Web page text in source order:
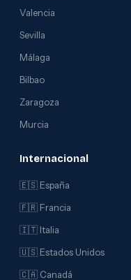
Valencia
Sevilla
Málaga
Bilbao
Zaragoza
Murcia
Internacional
🇪🇸 España
🇫🇷 Francia
🇮🇹 Italia
🇺🇸 Estados Unidos
🇨🇦 Canadá